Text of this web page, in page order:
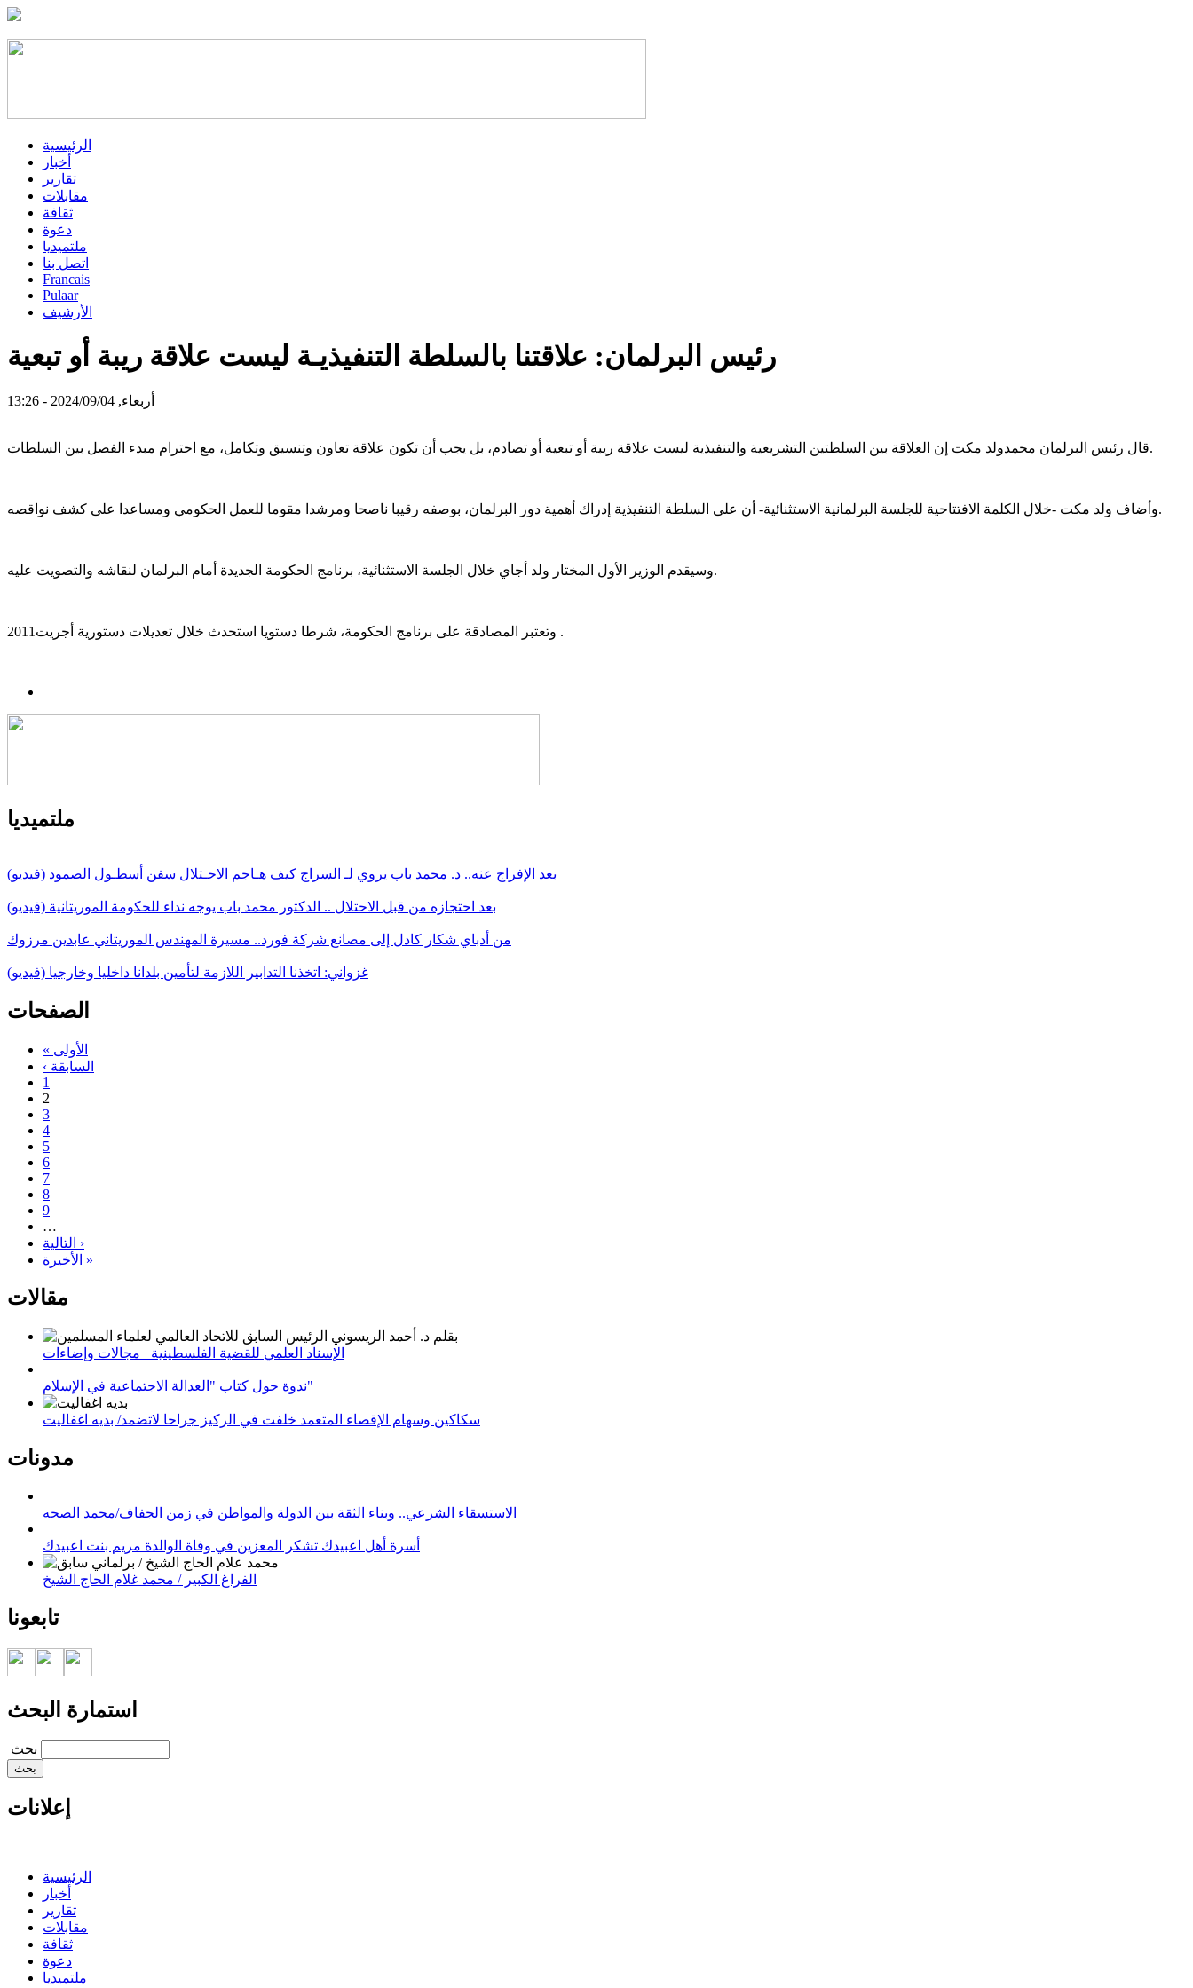
الرئيسية
أخبار
تقارير
مقابلات
ثقافة
دعوة
ملتميديا
اتصل بنا
Francais
Pulaar
الأرشيف
رئيس البرلمان: علاقتنا بالسلطة التنفيذيـة ليست علاقة ريبة أو تبعية
أربعاء, 2024/09/04 - 13:26
قال رئيس البرلمان محمدولد مكت إن العلاقة بين السلطتين التشريعية والتنفيذية ليست علاقة ريبة أو تبعية أو تصادم، بل يجب أن تكون علاقة تعاون وتنسيق وتكامل، مع احترام مبدء الفصل بين السلطات.
وأضاف ولد مكت -خلال الكلمة الافتتاحية للجلسة البرلمانية الاستثنائية- أن على السلطة التنفيذية إدراك أهمية دور البرلمان، بوصفه رقيبا ناصحا ومرشدا مقوما للعمل الحكومي ومساعدا على كشف نواقصه.
وسيقدم الوزير الأول المختار ولد أجاي خلال الجلسة الاستثنائية، برنامج الحكومة الجديدة أمام البرلمان لنقاشه والتصويت عليه.
وتعتبر المصادقة على برنامج الحكومة، شرطا دستويا استحدث خلال تعديلات دستورية أجريت2011 .
ملتميديا
بعد الإفراج عنه.. د. محمد باب يروي لـ السراج كيف هـاجم الاحـتلال سفن أسطـول الصمود (فيديو)
بعد احتجازه من قبل الاحتلال .. الدكتور محمد باب يوجه نداء للحكومة الموريتانية (فيديو)
من أدباي شكار كادل إلى مصانع شركة فورد.. مسيرة المهندس الموريتاني عابدين مرزوك
غزواني: اتخذنا التدابير اللازمة لتأمين بلدانا داخليا وخارجيا (فيديو)
الصفحات
« الأولى
‹ السابقة
1
2
3
4
5
6
7
8
9
…
التالية ›
الأخيرة »
مقالات
الإسناد العلمي للقضية الفلسطينية_ مجالات وإضاءات
ندوة حول كتاب "العدالة الاجتماعية في الإسلام"
سكاكين وسهام الإقصاء المتعمد خلفت في الركيز جراحا لاتضمد/ بديه اغفاليت
مدونات
الاستسقاء الشرعي.. وبناء الثقة بين الدولة والمواطن في زمن الجفاف/محمد الصحه
أسرة أهل اعبيدك تشكر المعزين في وفاة الوالدة مريم بنت اعبيدك
الفراغ الكبير / محمد غلام الحاج الشيخ
تابعونا
استمارة البحث
‏بحث ‏
إعلانات
الرئيسية
أخبار
تقارير
مقابلات
ثقافة
دعوة
ملتميديا